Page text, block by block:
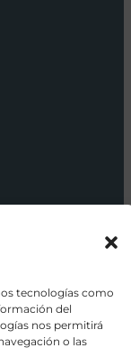
tecnologías como
del
nos permitirá
o las